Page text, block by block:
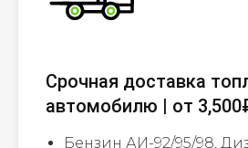
Срочная доставка
автомобилю | от
Бензин АИ-92/95/98,